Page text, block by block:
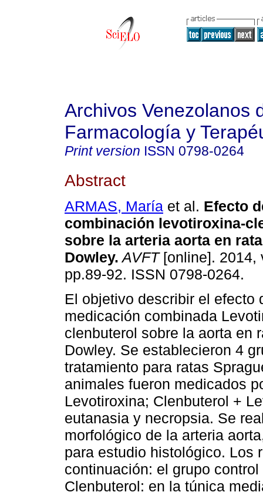
Archivos Venezolanos
Farmacología y
Print version ISSN 0798-0264
Abstract
ARMAS, María et al. Efecto
combinación levotiroxina-
sobre la arteria aorta en
Dowley. AVFT[online]. 2014,
pp.89-92. ISSN 0798-0264.
El objetivo describir el efecto
medicación combinada
clenbuterol sobre la aorta en
Dowley. Se establecieron 4
tratamiento para ratas
animales fueron medicados
Levotiroxina; Clenbuterol +
eutanasia y necropsia. Se
morfológico de la arteria
para estudio histológico. Los
continuación: el grupo
Clenbuterol: en la túnica